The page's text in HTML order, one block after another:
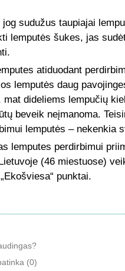
sudužus taupiajai
lemputės šukes, jas
atiduodant
lemputės daug
mat dideliems lempučių
beveik neįmanoma.
lemputės – nekenkia
lemputes perdirbimui
(46 miestuose)
punktai.
(0)